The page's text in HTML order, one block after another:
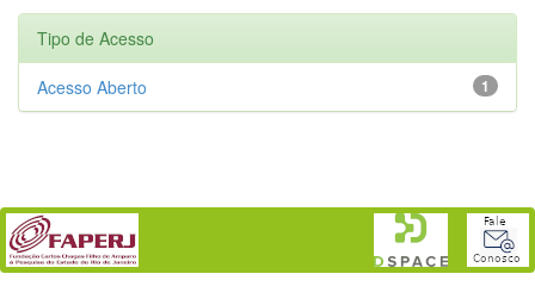
Tipo de Acesso
1
Acesso Aberto